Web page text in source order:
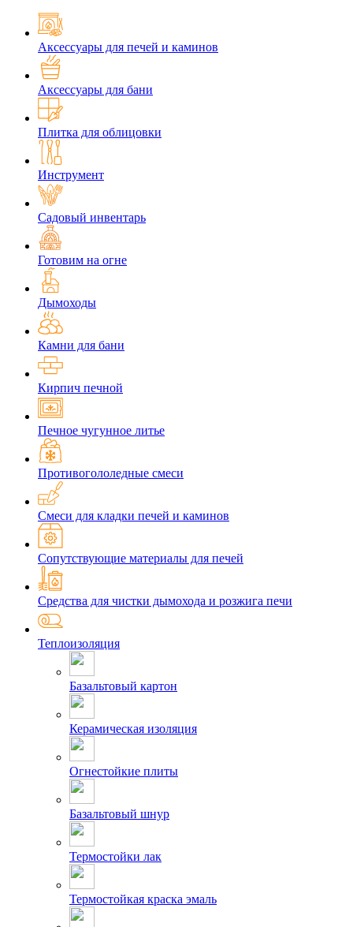
Аксессуары для печей и каминов
Аксессуары для бани
Плитка для облицовки
Инструмент
Садовый инвентарь
Готовим на огне
Дымоходы
Камни для бани
Кирпич печной
Печное чугунное литье
Противогололедные смеси
Смеси для кладки печей и каминов
Сопутствующие материалы для печей
Средства для чистки дымохода и розжига печи
Теплоизоляция
Базальтовый картон
Керамическая изоляция
Огнестойкие плиты
Базальтовый шнур
Термостойки лак
Термостойкая краска эмаль